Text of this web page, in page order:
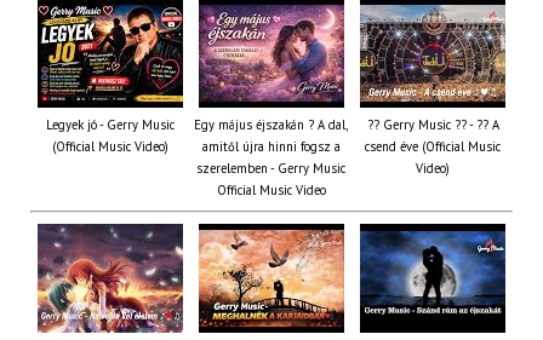
Legyek jó - Gerry Music
(Official Music Video)
Egy május éjszakán ? A dal,
amitől újra hinni fogsz a
szerelemben - Gerry Music
Official Music Video
?? Gerry Music ?? - ?? A
csend éve (Official Music
Video)